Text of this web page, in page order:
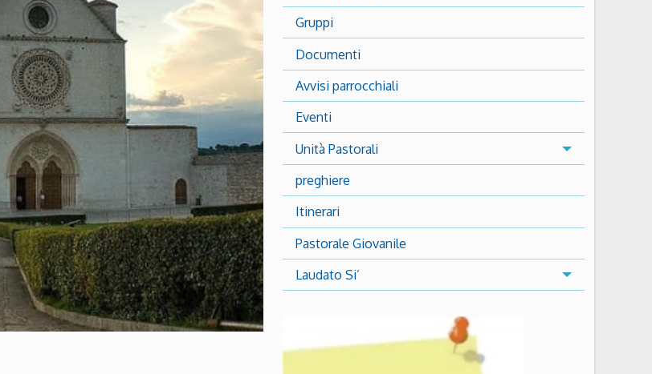
Gruppi
Documenti
Avvisi parrocchiali
Eventi
Unità Pastorali
preghiere
Itinerari
Pastorale Giovanile
Laudato Si’